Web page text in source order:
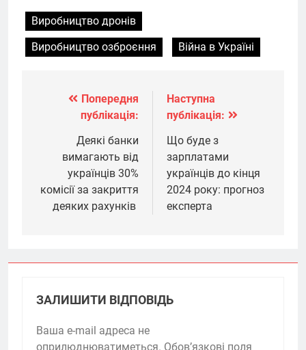
Виробництво дронів
Виробництво озброєння
Війна в Україні
Навігація
записів
Попередня
публікація:
Деякі банки
вимагають від
українців 30%
комісії за закриття
деяких рахунків
Наступна
публікація:
Що буде з
зарплатами
українців до кінця
2024 року: прогноз
експерта
ЗАЛИШИТИ ВІДПОВІДЬ
Ваша e-mail адреса не
оприлюднюватиметься. Обов’язкові поля